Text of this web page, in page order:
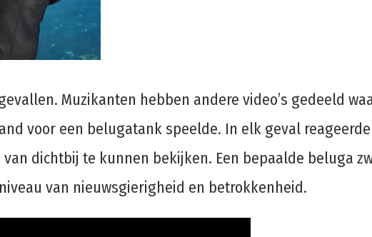
Muzikanten hebben andere video’s gedeeld
voor een belugatank speelde. In elk geval
dichtbij te kunnen bekijken. Een bepaalde beluga
van nieuwsgierigheid en betrokkenheid.